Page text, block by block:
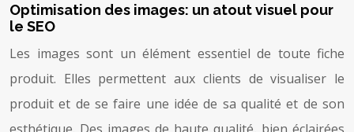
Optimisation des images: un atout visuel pour
le SEO
Les images sont un élément essentiel de toute fiche
produit. Elles permettent aux clients de visualiser le
produit et de se faire une idée de sa qualité et de son
esthétique. Des images de haute qualité, bien éclairées